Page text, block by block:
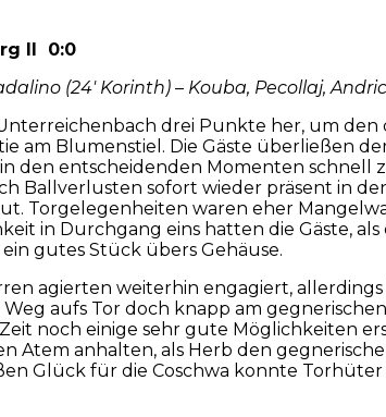
II 0:0
(24′ Korinth) – Kouba, Pecollaj, Andric
drei Punkte her, um
am Blumenstiel. Die Gäste überließen
den entscheidenden Momenten
Ballverlusten sofort wieder präsent in
Torgelegenheiten waren eher
in Durchgang eins hatten die Gäste,
gutes Stück übers Gehäuse.
agierten weiterhin engagiert,
aufs Tor doch knapp am
noch einige sehr gute Möglichkeiten
Atem anhalten, als Herb den
Glück für die Coschwa konnte